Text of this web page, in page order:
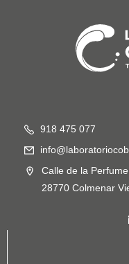
918 475 077
Calle de la
28770 Colmenar